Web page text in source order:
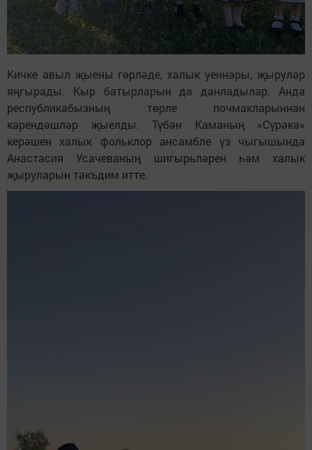
Кичке авыл җыены гөрләде, халык уеннары, җырулар
яңгырады. Кыр батырларын да данладылар. Анда
республикабызның төрле почмакларыннан
карендәшләр җыелды. Түбән Каманың «Сүрәкә»
керәшен халык фольклор ансамбле үз чыгышында
Анастасия Усачеваның шигырьләрен һәм халык
җыруларын тәкъдим итте.